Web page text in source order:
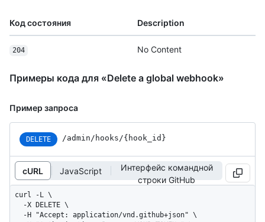
Код состояния Description
204 No Content
Примеры кода для «Delete a global webhook»
Пример запроса
DELETE /admin/hooks/{hook_id}
cURL JavaScript
Интерфейс командной
строки GitHub
curl -L \